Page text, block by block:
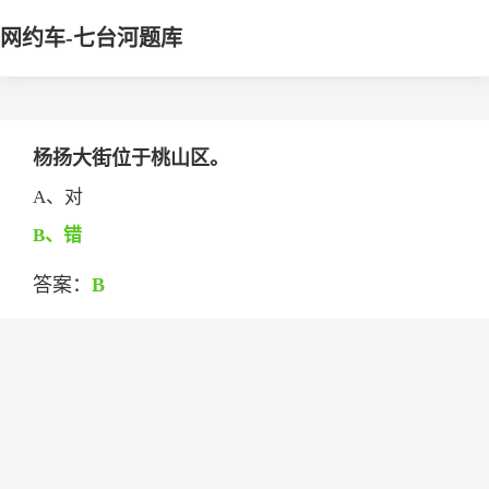
网约车-七台河题库
杨扬大街位于桃山区。
A、对
B、错
答案： B